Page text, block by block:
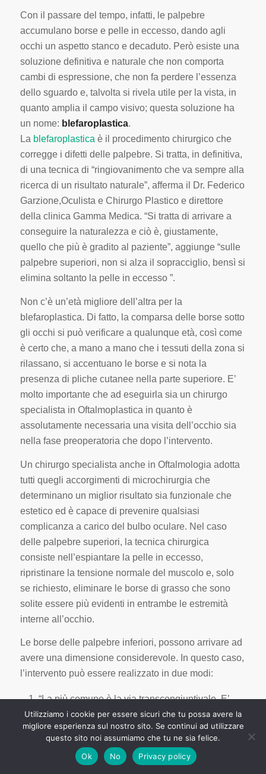
Con il passare del tempo, infatti, le palpebre
accumulano borse e pelle in eccesso, dando agli
occhi un aspetto stanco e decaduto. Però esiste una
soluzione definitiva e naturale che non comporta
cambi di espressione, che non fa perdere l’essenza
dello sguardo e, talvolta si rivela utile per la vista, in
quanto amplia il campo visivo; questa soluzione ha
un nome: blefaroplastica.
La blefaroplastica è il procedimento chirurgico che
corregge i difetti delle palpebre. Si tratta, in definitiva,
di una tecnica di “ringiovanimento che va sempre alla
ricerca di un risultato naturale”, afferma il Dr. Federico
Garzione,Oculista e Chirurgo Plastico e direttore
della clinica Gamma Medica. “Si tratta di arrivare a
conseguire la naturalezza e ciò è, giustamente,
quello che più è gradito al paziente”, aggiunge “sulle
palpebre superiori, non si alza il sopracciglio, bensì si
elimina soltanto la pelle in eccesso ”.
Non c’è un’età migliore dell’altra per la
blefaroplastica. Di fatto, la comparsa delle borse sotto
gli occhi si può verificare a qualunque età, così come
è certo che, a mano a mano che i tessuti della zona si
rilassano, si accentuano le borse e si nota la
presenza di pliche cutanee nella parte superiore. E’
molto importante che ad eseguirla sia un chirurgo
specialista in Oftalmoplastica in quanto è
assolutamente necessaria una visita dell’occhio sia
nella fase preoperatoria che dopo l’intervento.
Un chirurgo specialista anche in Oftalmologia adotta
tutti quegli accorgimenti di microchirurgia che
determinano un miglior risultato sia funzionale che
estetico ed è capace di prevenire qualsiasi
complicanza a carico del bulbo oculare. Nel caso
delle palpebre superiori, la tecnica chirurgica
consiste nell’espiantare la pelle in eccesso,
ripristinare la tensione normale del muscolo e, solo
se richiesto, eliminare le borse di grasso che sono
solite essere più evidenti in entrambe le estremità
interne all’occhio.
Le borse delle palpebre inferiori, possono arrivare ad
avere una dimensione considerevole. In questo caso,
l’intervento può essere realizzato in due modi:
“La più comune è la via transcongiuntivale. E’
consigliata per l’80% dei pazienti e richiede solo
il day hospital”, spiega il Dr.Garzione. Consiste
nell’effettuare una piccola incisione all’interno
della palpebra ed estrarre il grasso attraverso la
Utilizziamo i cookie per essere sicuri che tu possa avere la
migliore esperienza sul nostro sito. Se continui ad utilizzare
questo sito noi assumiamo che tu ne sia felice.
Ok
No Privacy policy